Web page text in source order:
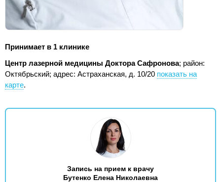
Принимает в 1 клинике
Центр лазерной медицины Доктора Сафронова; район:
Октябрьский; адрес: Астраханская, д. 10/20 показать на
карте.
Запись на прием к врачу
Бутенко Елена Николаевна